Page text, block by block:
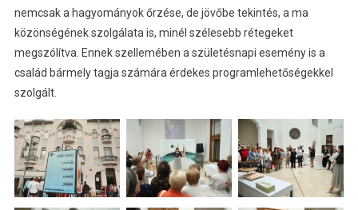
nemcsak a hagyományok őrzése, de jövőbe tekintés, a ma
közönségének szolgálata is, minél szélesebb rétegeket
megszólítva. Ennek szellemében a születésnapi esemény is a
család bármely tagja számára érdekes programlehetőségekkel
szolgált.